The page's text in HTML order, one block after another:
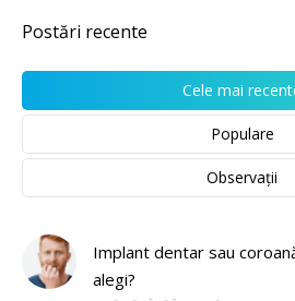
Postări recente
Cele mai
Populare
Observații
Implant dentar sau
alegi?